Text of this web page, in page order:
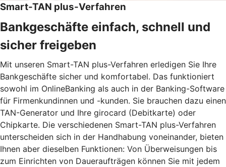
Smart-TAN plus-Verfahren
Bankgeschäfte einfach, schnell und
sicher freigeben
Mit unseren Smart-TAN plus-Verfahren erledigen Sie Ihre
Bankgeschäfte sicher und komfortabel. Das funktioniert
sowohl im OnlineBanking als auch in der Banking-Software
für Firmenkundinnen und -kunden. Sie brauchen dazu einen
TAN-Generator und Ihre girocard (Debitkarte) oder
Chipkarte. Die verschiedenen Smart-TAN plus-Verfahren
unterscheiden sich in der Handhabung voneinander, bieten
Ihnen aber dieselben Funktionen: Von Überweisungen bis
zum Einrichten von Daueraufträgen können Sie mit jedem